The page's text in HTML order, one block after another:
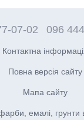
07-02 096
Контактна
Повна версія сайту
Мапа сайту
емалі, грунти